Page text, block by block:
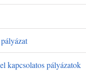
kapcsolatos pályázatok